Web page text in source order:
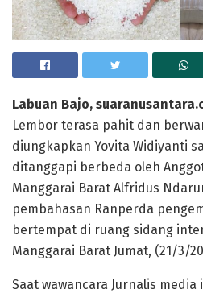
Labuan Bajo,
Lembor terasa pahit dan
diungkapkan Yovita Widiyanti
ditanggapi berbeda oleh
Manggarai Barat Alfridus
pembahasan Ranperda
bertempat di ruang sidang
Manggarai Barat Jumat, (21/3/
Saat wawancara Jurnalis